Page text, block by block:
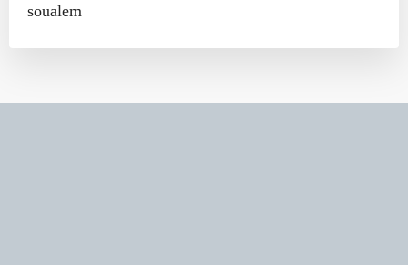
soualem